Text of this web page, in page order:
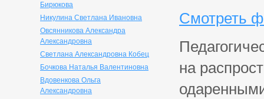
Бирюкова
Никулина Светлана Ивановна
Овсянникова Александра
Александровна
Светлана Александровна Кобец
Бочкова Наталья Валентиновна
Вдовенкова Ольга
Александровна
Смотреть
на